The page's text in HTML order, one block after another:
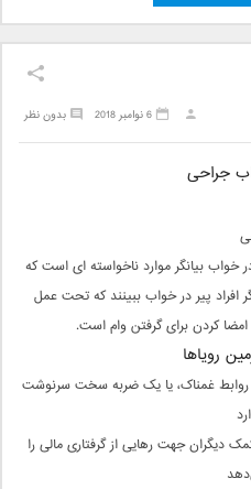
بدون نظر 6 نوامبر 2018
جراحی
بیانگر موارد ناخواسته ای است که
افراد پیر در خواب ببینند که تحت عمل
کردن برای گرفتن وام است.
رویاها
غمناک، یا یک ضربه سخت سرنوشت
جهت رهایی از گرفتاری مالی را